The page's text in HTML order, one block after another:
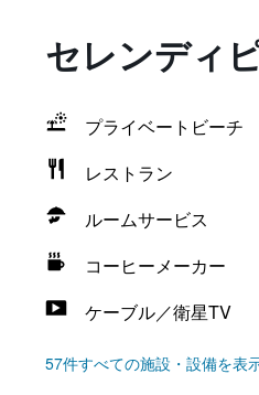
セレンディ
プライベートビーチ
レストラン
ルームサービス
コーヒーメーカー
ケーブル／衛星TV
57件すべての施設・設備を表